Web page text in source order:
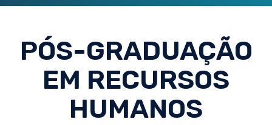
PÓS-GRADUAÇÃO
EM RECURSOS
HUMANOS